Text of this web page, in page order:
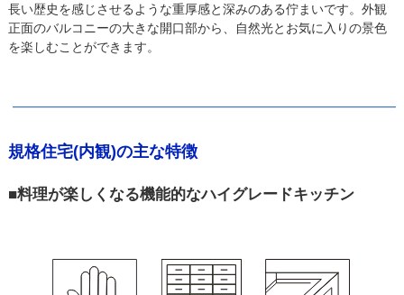
長い歴史を感じさせるような重厚感と深みのある佇まいです。外観
正面のバルコニーの大きな開口部から、自然光とお気に入りの景色
を楽しむことができます。
規格住宅(内観)の主な特徴
■料理が楽しくなる機能的なハイグレードキッチン